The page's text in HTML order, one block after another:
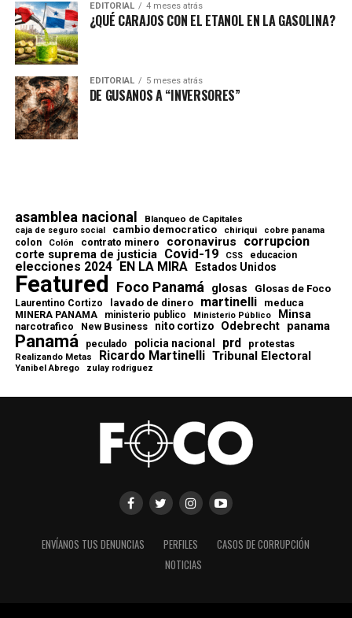
EDITORIAL 4 meses atrás
¿QUÉ CARAJOS CON EL ETANOL EN LA GASOLINA?
EDITORIAL 5 meses atrás
DE GUSANOS A “INVERSORES”
asamblea nacional Blanqueo de Capitales
caja de seguro social cambio democratico chiriqui cobre panama
colon Colón contrato minero coronavirus corrupcion
corte suprema de justicia Covid-19 CSS educacion
elecciones 2024 EN LA MIRA Estados Unidos
Featured Foco Panamá glosas Glosas de Foco
Laurentino Cortizo lavado de dinero martinelli meduca
MINERA PANAMA ministerio publico Ministerio Público Minsa
narcotrafico New Business nito cortizo Odebrecht panama
Panamá peculado policia nacional prd protestas
Realizando Metas Ricardo Martinelli Tribunal Electoral
Yanibel Abrego zulay rodriguez
ENVÍANOS TUS DENUNCIAS PERFILES
CASOS DE CORRUPCIÓN
NOTICIAS